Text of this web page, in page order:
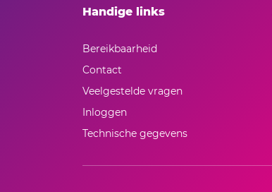
Handige links
Bereikbaarheid
Contact
Veelgestelde vragen
Inloggen
Technische gegevens